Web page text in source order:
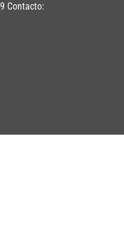
Contacto: